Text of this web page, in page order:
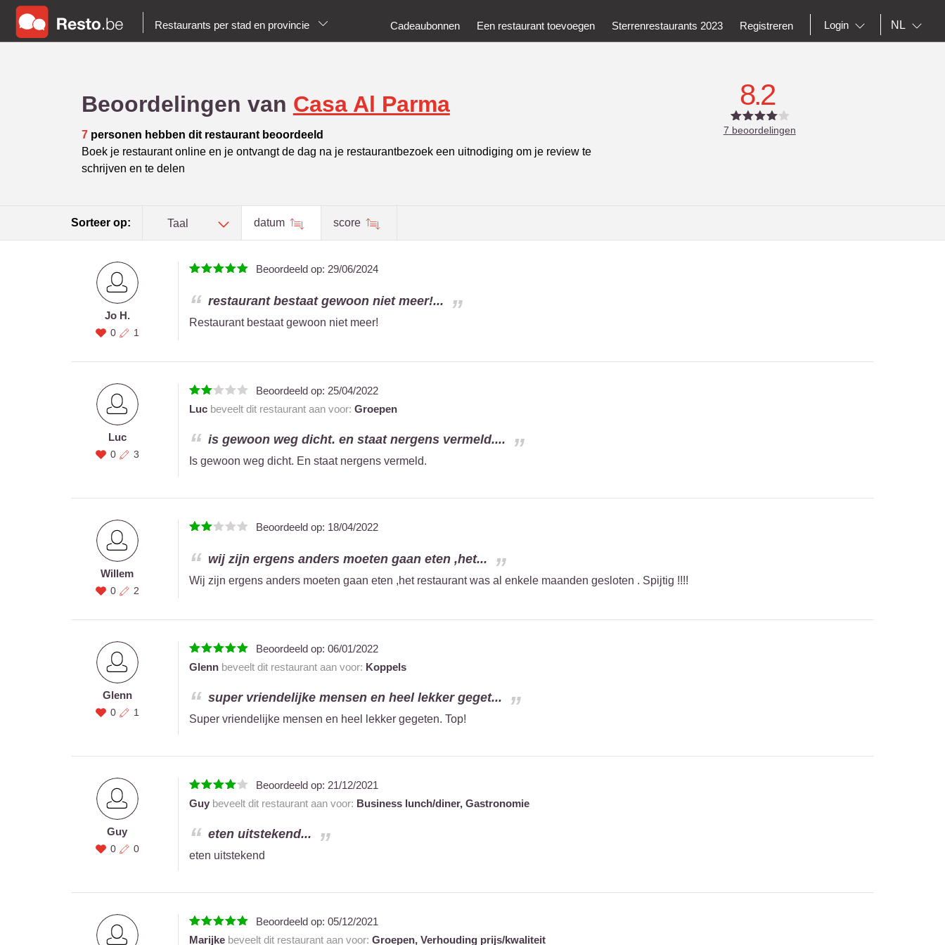
Restaurants per stad en provincie Cadeaubonnen Een restaurant toevoegen Sterrenrestaurants 2023 Registreren Login NL
Beoordelingen van Casa Al Parma
7personen hebben dit restaurant beoordeeld
Boek je restaurant online en je ontvangt de dag na je restaurantbezoek een uitnodiging om je review te
schrijven en te delen
8.2
7 beoordelingen
Sorteer op: Taal datum score
Jo H.
0 1
Beoordeeld op: 29/06/2024
restaurant bestaat gewoon niet meer!...
Restaurant bestaat gewoon niet meer!
Luc
0 3
Beoordeeld op: 25/04/2022
Lucbeveelt dit restaurant aan voor: Groepen
is gewoon weg dicht. en staat nergens vermeld....
Is gewoon weg dicht. En staat nergens vermeld.
Willem
0 2
Beoordeeld op: 18/04/2022
wij zijn ergens anders moeten gaan eten ,het...
Wij zijn ergens anders moeten gaan eten ,het restaurant was al enkele maanden gesloten . Spijtig !!!!
Glenn
0 1
Beoordeeld op: 06/01/2022
Glennbeveelt dit restaurant aan voor: Koppels
super vriendelijke mensen en heel lekker geget...
Super vriendelijke mensen en heel lekker gegeten. Top!
Guy
0 0
Beoordeeld op: 21/12/2021
Guybeveelt dit restaurant aan voor: Business lunch/diner, Gastronomie
eten uitstekend...
eten uitstekend
Beoordeeld op: 05/12/2021
Marijkebeveelt dit restaurant aan voor: Groepen, Verhouding prijs/kwaliteit